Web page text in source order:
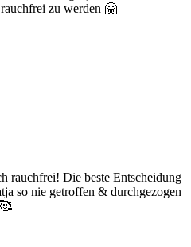
zu werden 🤗
rauchfrei! Die beste Entscheidung
so nie getroffen & durchgezogen